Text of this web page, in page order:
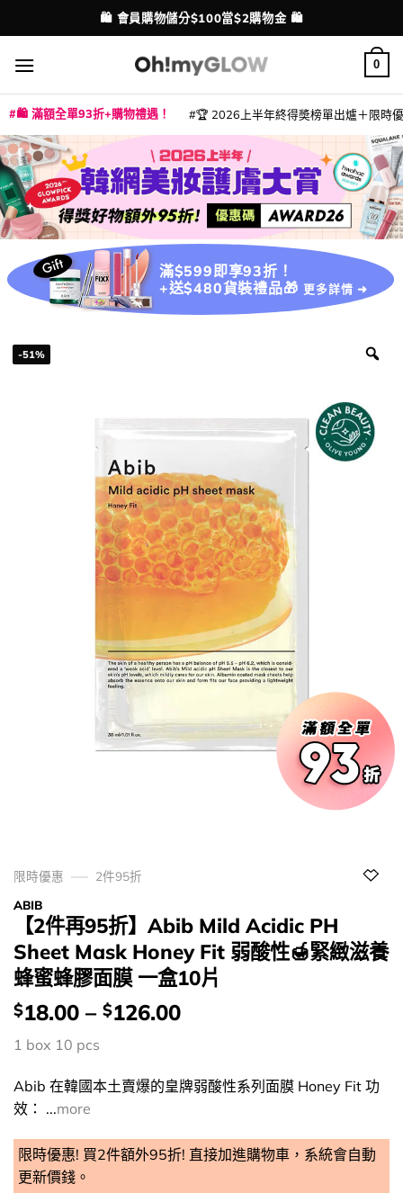
to
content
配送港澳
🛍️ 會員購物儲分$100當$2購物金 🛍️
0
🛍️ 滿額全單93折+購物禮遇！ 🏆 2026上半年終得奬榜單出爐＋限時
滿$599即享93折！
+送$480貨裝禮品🎁 更多詳情 ➜
-51%
限時優惠
2件95折
ABIB
【2件再95折】Abib Mild Acidic PH
Sheet Mask Honey Fit 弱酸性🍯緊緻滋養
蜂蜜蜂膠面膜 一盒10片
價
錢：
$18.00 – $126.00
1 box 10 pcs
Abib 在韓國本土賣爆的皇牌弱酸性系列面膜 Honey Fit 功
效： ...more
限時優惠! 買2件額外95折! 直接加進購物車，系統會自動
更新價錢。